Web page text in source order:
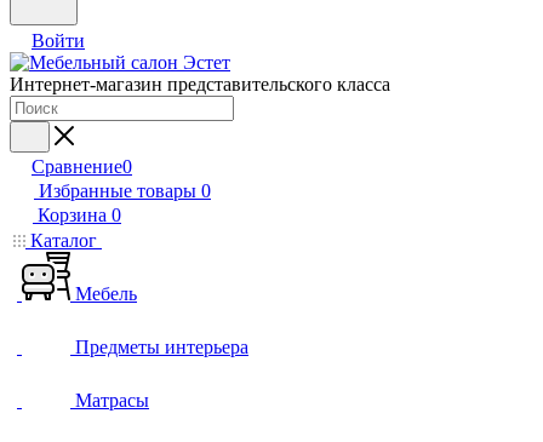
Войти
Интернет-магазин представительского класса
Сравнение0
Избранные товары 0
Корзина 0
Каталог
Мебель
Предметы интерьера
Матрасы